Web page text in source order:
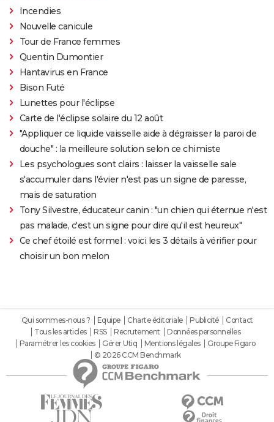
Incendies
Nouvelle canicule
Tour de France femmes
Quentin Dumontier
Hantavirus en France
Bison Futé
Lunettes pour l'éclipse
Carte de l'éclipse solaire du 12 août
"Appliquer ce liquide vaisselle aide à dégraisser la paroi de
douche" : la meilleure solution selon ce chimiste
Les psychologues sont clairs : laisser la vaisselle sale
s'accumuler dans l'évier n'est pas un signe de paresse,
mais de saturation
Tony Silvestre, éducateur canin : "un chien qui éternue n'est
pas malade, c'est un signe pour dire qu'il est heureux"
Ce chef étoilé est formel : voici les 3 détails à vérifier pour
choisir un bon melon
Qui sommes-nous ? Equipe Charte éditoriale Publicité
Contact
Tous les articles
RSS Recrutement
Données personnelles
Paramétrer les cookies
Gérer Utiq Mentions légales
Groupe Figaro
© 2026 CCM Benchmark